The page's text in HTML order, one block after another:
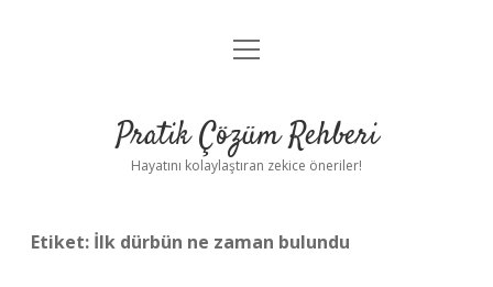
Anasayfa
Yasal Uyarı
menüyü
Pratik Çözüm Rehberi
Hayatını kolaylaştıran zekice öneriler!
Etiket: İlk dürbün ne zaman bulundu